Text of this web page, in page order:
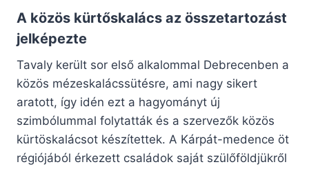
A közös kürtőskalács az összetartozást
jelképezte
Tavaly került sor első alkalommal Debrecenben a
közös mézeskalácssütésre, ami nagy sikert
aratott, így idén ezt a hagyományt új
szimbólummal folytatták és a szervezők közös
kürtöskalácsot készítettek. A Kárpát-medence öt
régiójából érkezett családok saját szülőföldjükről